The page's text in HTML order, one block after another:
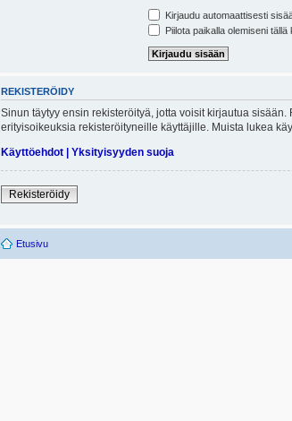
Kirjaudu automaattisesti
Piilota paikalla olemiseni tällä
REKISTERÖIDY
Sinun täytyy ensin rekisteröityä, jotta voisit kirjautua
erityisoikeuksia rekisteröityneille käyttäjille. Muista lukea
Käyttöehdot | Yksityisyyden suoja
Rekisteröidy
Etusivu